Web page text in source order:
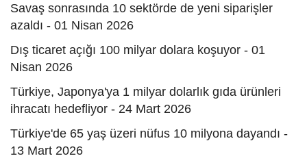
Savaş sonrasında 10 sektörde de yeni siparişler
azaldı - 01 Nisan 2026
Dış ticaret açığı 100 milyar dolara koşuyor - 01
Nisan 2026
Türkiye, Japonya'ya 1 milyar dolarlık gıda ürünleri
ihracatı hedefliyor - 24 Mart 2026
Türkiye'de 65 yaş üzeri nüfus 10 milyona dayandı -
13 Mart 2026